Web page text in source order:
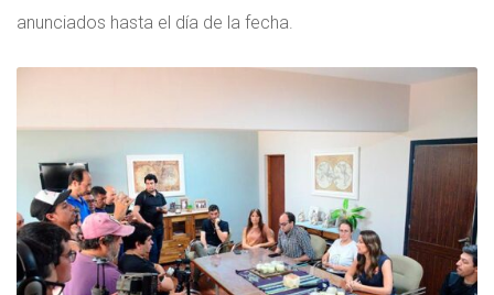
anunciados hasta el día de la fecha.